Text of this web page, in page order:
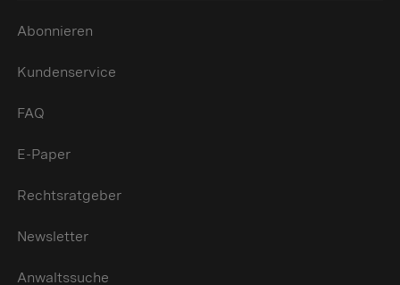
Abonnieren
Kundenservice
FAQ
E-Paper
Rechtsratgeber
Newsletter
Anwaltssuche